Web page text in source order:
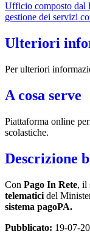
Ufficio composto dal
gestione dei servizi
Ulteriori
Per ulteriori
A cosa serve
Piattaforma online
scolastiche.
Descrizione
Con Pago In Rete, il
telematici del
sistema pagoPA.
Pubblicato: 19-07-